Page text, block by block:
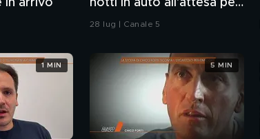
in arrivo
notti in auto all'attesa per
una casa
28 lug | Canale 5
1 MIN 5 MIN